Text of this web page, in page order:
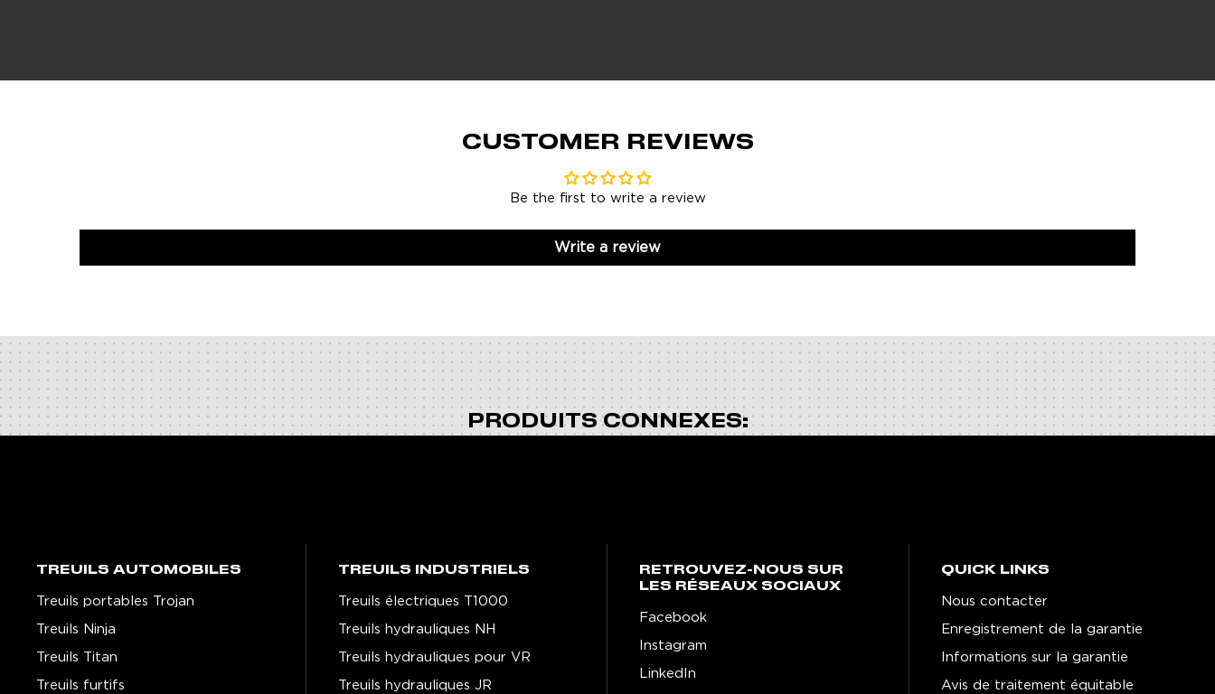
CUSTOMER REVIEWS
Be the first to write a review
Write a review
PRODUITS CONNEXES:
TREUILS AUTOMOBILES
Treuils portables Trojan
Treuils Ninja
Treuils Titan
Treuils furtifs
TREUILS INDUSTRIELS
Treuils électriques T1000
Treuils hydrauliques NH
Treuils hydrauliques pour VR
Treuils hydrauliques JR
RETROUVEZ-NOUS SUR
LES RÉSEAUX SOCIAUX
Facebook
Instagram
LinkedIn
QUICK LINKS
Nous contacter
Enregistrement de la garantie
Informations sur la garantie
Avis de traitement équitable